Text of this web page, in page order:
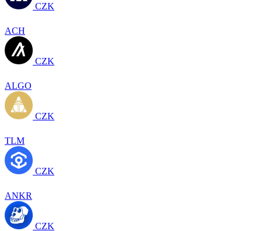
CZK
ACH
CZK
ALGO
CZK
TLM
CZK
ANKR
CZK